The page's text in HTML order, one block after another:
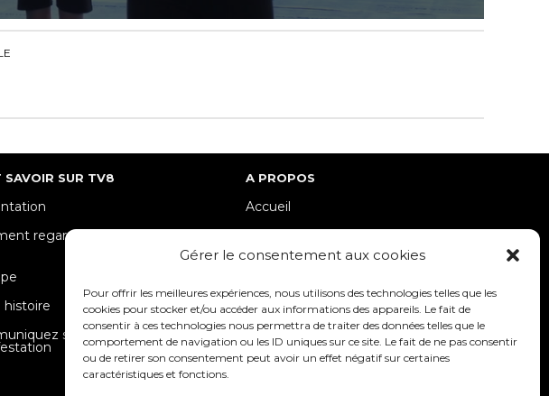
Gérer le consentement aux cookies
Pour offrir les meilleures expériences, nous utilisons des technologies telles que les
cookies pour stocker et/ou accéder aux informations des appareils. Le fait de
consentir à ces technologies nous permettra de traiter des données telles que le
comportement de navigation ou les ID uniques sur ce site. Le fait de ne pas consentir
ou de retirer son consentement peut avoir un effet négatif sur certaines
caractéristiques et fonctions.
SAVOIR SUR TV8
regarder TV8 Moselle-Est
histoire
sur votre
A PROPOS
Accueil
Mentions Légales / Crédits
Politique de cookies (UE)
Politique de confidentialité – RGPD